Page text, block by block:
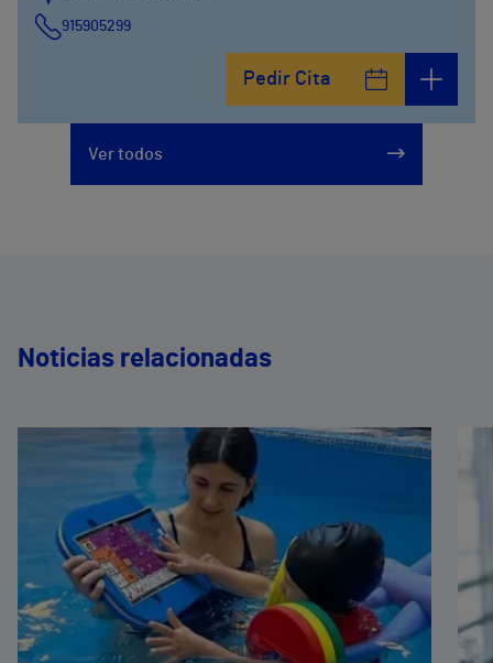
915905299
Pedir Cita
Ver todos
Noticias relacionadas